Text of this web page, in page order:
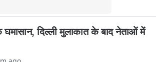
दिल्ली मुलाकात के बाद नेताओं में